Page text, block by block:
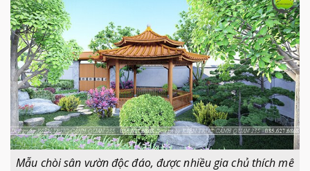
Mẫu chòi sân vườn độc đáo, được nhiều gia chủ thích mê